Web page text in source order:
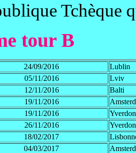
Tchèque
tour B
24/09/2016
Lublin
05/11/2016
Lviv
12/11/2016
Balti
19/11/2016
19/11/2016
Yverdon
26/11/2016
Yverdon
18/02/2017
04/03/2017